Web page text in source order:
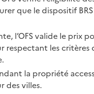
que le dispositif
l’OFS valide le prix
les critères
la propriété
des villes.